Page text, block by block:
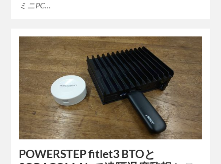
ミニPC…
POWERSTEP fitlet3 BTOと